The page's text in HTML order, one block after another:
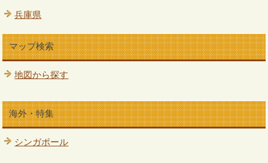
兵庫県
マップ検索
地図から探す
海外・特集
シンガポール